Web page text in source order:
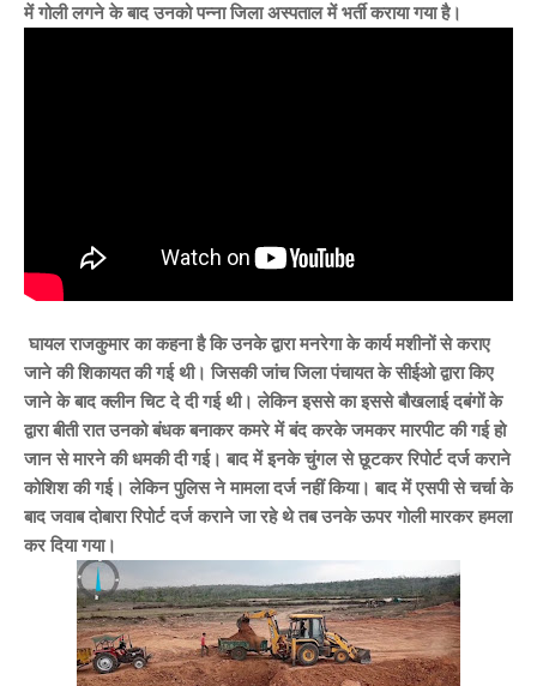
में गोली लगने के बाद उनको पन्ना जिला अस्पताल में भर्ती कराया गया है।
घायल राजकुमार का कहना है कि उनके द्वारा मनरेगा के कार्य मशीनों से कराए
जाने की शिकायत की गई थी। जिसकी जांच जिला पंचायत के सीईओ द्वारा किए
जाने के बाद क्लीन चिट दे दी गई थी। लेकिन इससे का इससे बौखलाई दबंगों के
द्वारा बीती रात उनको बंधक बनाकर कमरे में बंद करके जमकर मारपीट की गई हो
जान से मारने की धमकी दी गई। बाद में इनके चुंगल से छूटकर रिपोर्ट दर्ज कराने
कोशिश की गई। लेकिन पुलिस ने मामला दर्ज नहीं किया। बाद में एसपी से चर्चा के
बाद जवाब दोबारा रिपोर्ट दर्ज कराने जा रहे थे तब उनके ऊपर गोली मारकर हमला
कर दिया गया।